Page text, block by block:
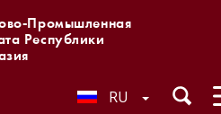
Промышленная
Республики
RU